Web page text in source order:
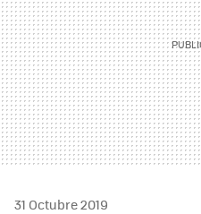
31 Octubre 2019